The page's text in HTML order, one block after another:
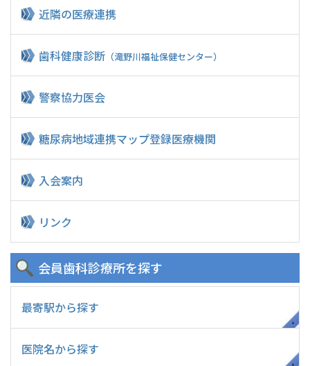
近隣の医療連携
歯科健康診断 （滝野川福祉保健センター）
警察協力医会
糖尿病地域連携マップ登録医療機関
入会案内
リンク
会員歯科診療所を探す
最寄駅から探す
医院名から探す